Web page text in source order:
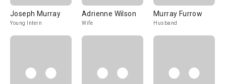
Joseph Murray
Young Intern
Adrienne Wilson
Wife
Murray Furrow
Husband